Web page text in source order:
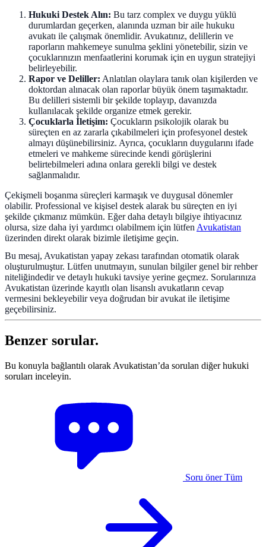
Hukuki Destek Alın: Bu tarz complex ve duygu yüklü
durumlardan geçerken, alanında uzman bir aile hukuku
avukatı ile çalışmak önemlidir. Avukatınız, delillerin ve
raporların mahkemeye sunulma şeklini yönetebilir, sizin ve
çocuklarınızın menfaatlerini korumak için en uygun stratejiyi
belirleyebilir.
Rapor ve Deliller: Anlatılan olaylara tanık olan kişilerden ve
doktordan alınacak olan raporlar büyük önem taşımaktadır.
Bu delilleri sistemli bir şekilde toplayıp, davanızda
kullanılacak şekilde organize etmek gerekir.
Çocuklarla İletişim: Çocukların psikolojik olarak bu
süreçten en az zararla çıkabilmeleri için profesyonel destek
almayı düşünebilirsiniz. Ayrıca, çocukların duygularını ifade
etmeleri ve mahkeme sürecinde kendi görüşlerini
belirtebilmeleri adına onlara gerekli bilgi ve destek
sağlanmalıdır.
Çekişmeli boşanma süreçleri karmaşık ve duygusal dönemler
olabilir. Professional ve kişisel destek alarak bu süreçten en iyi
şekilde çıkmanız mümkün. Eğer daha detaylı bilgiye ihtiyacınız
olursa, size daha iyi yardımcı olabilmem için lütfen Avukatistan
üzerinden direkt olarak bizimle iletişime geçin.
Bu mesaj, Avukatistan yapay zekası tarafından otomatik olarak
oluşturulmuştur. Lütfen unutmayın, sunulan bilgiler genel bir rehber
niteliğindedir ve detaylı hukuki tavsiye yerine geçmez. Sorularınıza
Avukatistan üzerinde kayıtlı olan lisanslı avukatların cevap
vermesini bekleyebilir veya doğrudan bir avukat ile iletişime
geçebilirsiniz.
Benzer sorular.
Bu konuyla bağlantılı olarak Avukatistan’da sorulan diğer hukuki
soruları inceleyin.
Soru öner Tüm